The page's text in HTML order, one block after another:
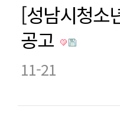
[성남시청소
공고
11-21